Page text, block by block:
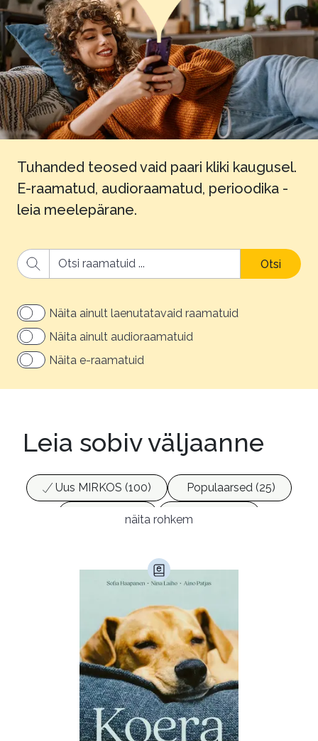
Tuhanded teosed vaid paari kliki kaugusel.
E-raamatud, audioraamatud, perioodika -
leia meelepärane.
Otsi
Näita ainult laenutatavaid raamatuid
Näita ainult audioraamatuid
Näita e-raamatuid
Leia sobiv väljaanne
Uus MIRKOS (100)
Populaarsed (25)
Ajakirjad (17)
Ajalugu (165)
Audioperioodika
Biograafiad (228)
Filoloogia (121)
Filosoofia (146)
Geograafia (65)
Haridus (20)
Ilukirjandus (4258)
Juhtimine (23)
Kodu ja aed (38)
Krimi ja põnevik (1287)
näita rohkem